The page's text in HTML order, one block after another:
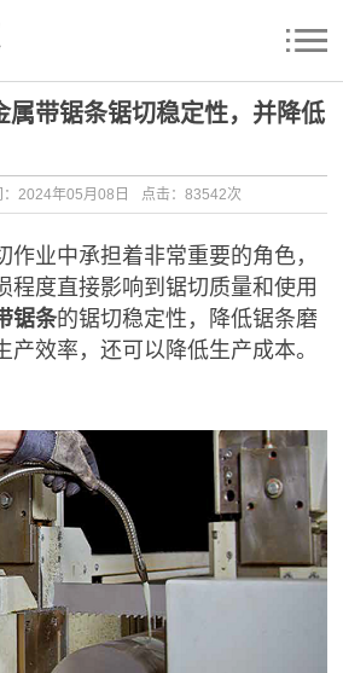
属带锯条锯切稳定性，并降低
：2024年05月08日 点击：83542次
作业中承担着非常重要的角色，
程度直接影响到锯切质量和使用
锯条的锯切稳定性，降低锯条磨
产效率，还可以降低生产成本。